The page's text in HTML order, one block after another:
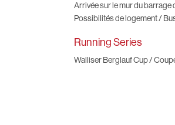
Arrivée sur le mur du
Possibilités de logement /
Running Series
Walliser Berglauf Cup /